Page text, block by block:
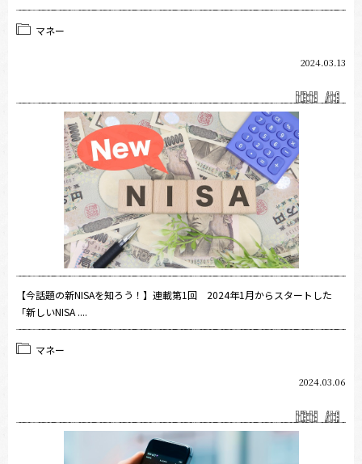
マネー
2024.03.13
【今話題の新NISAを知ろう！】連載第1回 2024年1月からスタートした
「新しいNISA ....
マネー
2024.03.06